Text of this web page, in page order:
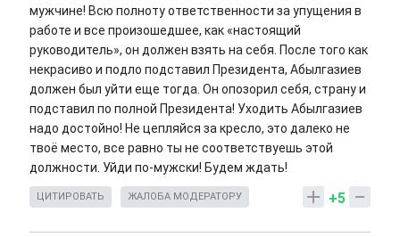
мужчине! Всю полноту ответственности за упущения в
работе и все произошедшее, как «настоящий
руководитель», он должен взять на себя. После того как
некрасиво и подло подставил Президента, Абылгазиев
должен был уйти еще тогда. Он опозорил себя, страну и
подставил по полной Президента! Уходить Абылгазиев
надо достойно! Не цепляйся за кресло, это далеко не
твоё место, все равно ты не соответствуешь этой
должности. Уйди по-мужски! Будем ждать!
+5
ЦИТИРОВАТЬ ЖАЛОБА МОДЕРАТОРУ